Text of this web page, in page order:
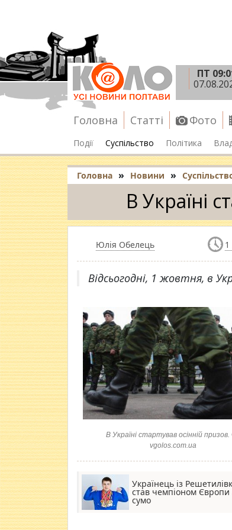
ПТ
Головна Статті Фото
Події Суспільство Політика
Головна » Новини »
В Україні
Юлія Обелець
Відсьогодні, 1 жовтня, в
В Україні стартував осінній
vgolos.com.ua
Українець із
став чемпіоном Європи
сумо